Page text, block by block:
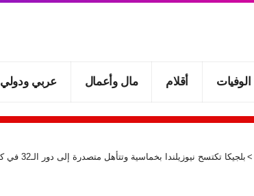
الوفيات أقلام مال وأعمال عربي ودولي
> بلجيكا تكتسح نيوزيلندا بخماسية وتتأهل متصدرة إلى دور الـ32 في كأس العالم